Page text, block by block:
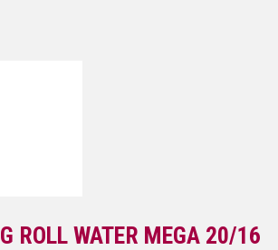
ROLL WATER MEGA 20/16